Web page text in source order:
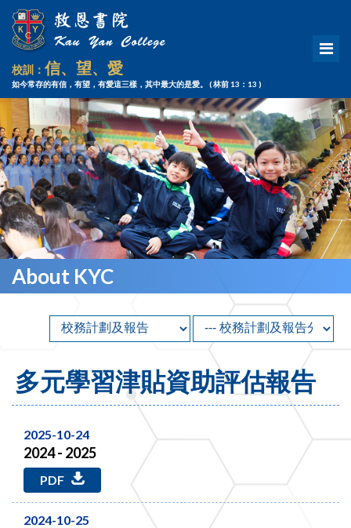
校訓：信、望、愛
如今常存的有信，有望，有愛這三樣，其中最大的是愛。 ( 林前 13：13 )
About KYC
多元學習津貼資助評估報告
2025-10-24
2024 - 2025
PDF
2024-10-25